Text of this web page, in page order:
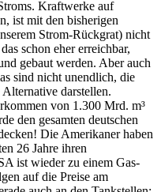
Kraftwerke auf
ist mit den bisherigen
Strom-Rückgrat) nicht
schon eher erreichbar,
gebaut werden. Aber auch
sind nicht unendlich, die
darstellen.
von 1.300 Mrd. m³
den gesamten deutschen
Die Amerikaner haben
26 Jahre ihren
ist wieder zu einem Gas-
auf die Preise am